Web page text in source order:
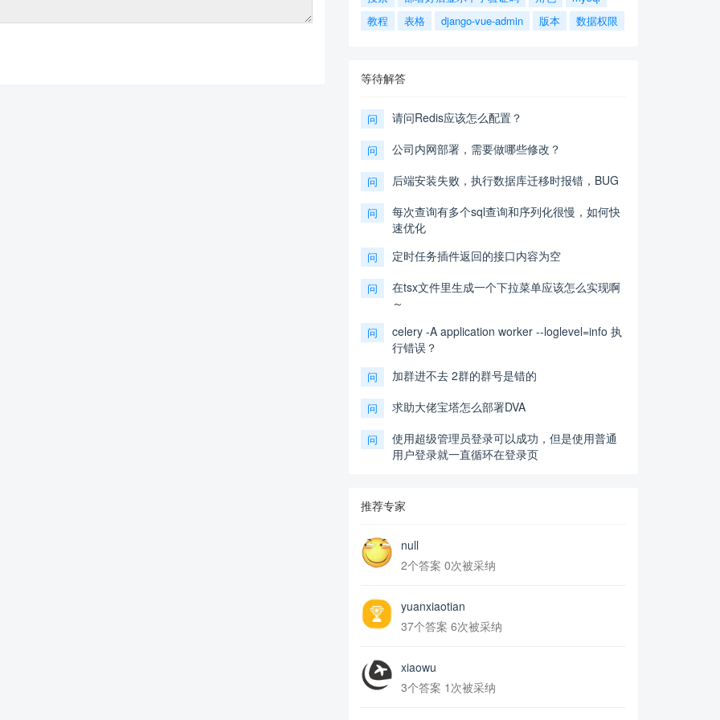
教程
表格 django-vue-admin 版本 数据权限
等待解答
问 请问Redis应该怎么配置？
问 公司内网部署，需要做哪些修改？
问 后端安装失败，执行数据库迁移时报错，BUG
问
每次查询有多个sql查询和序列化很慢，如何快
速优化
问 定时任务插件返回的接口内容为空
问
在tsx文件里生成一个下拉菜单应该怎么实现啊
～
问
celery -A application worker --loglevel=info 执
行错误？
问 加群进不去 2群的群号是错的
问 求助大佬宝塔怎么部署DVA
问
使用超级管理员登录可以成功，但是使用普通
用户登录就一直循环在登录页
推荐专家
null
2个答案 0次被采纳
yuanxiaotian
37个答案 6次被采纳
xiaowu
3个答案 1次被采纳